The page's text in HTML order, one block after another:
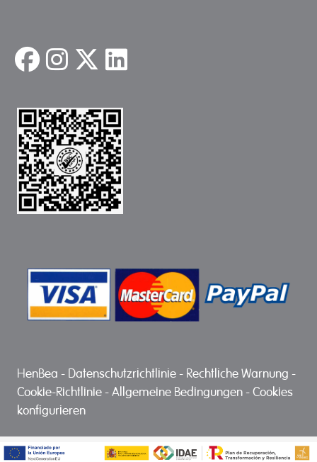
HenBea - Datenschutzrichtlinie - Rechtliche Warnung -
Cookie-Richtlinie -Allgemeine Bedingungen -Cookies
konfigurieren